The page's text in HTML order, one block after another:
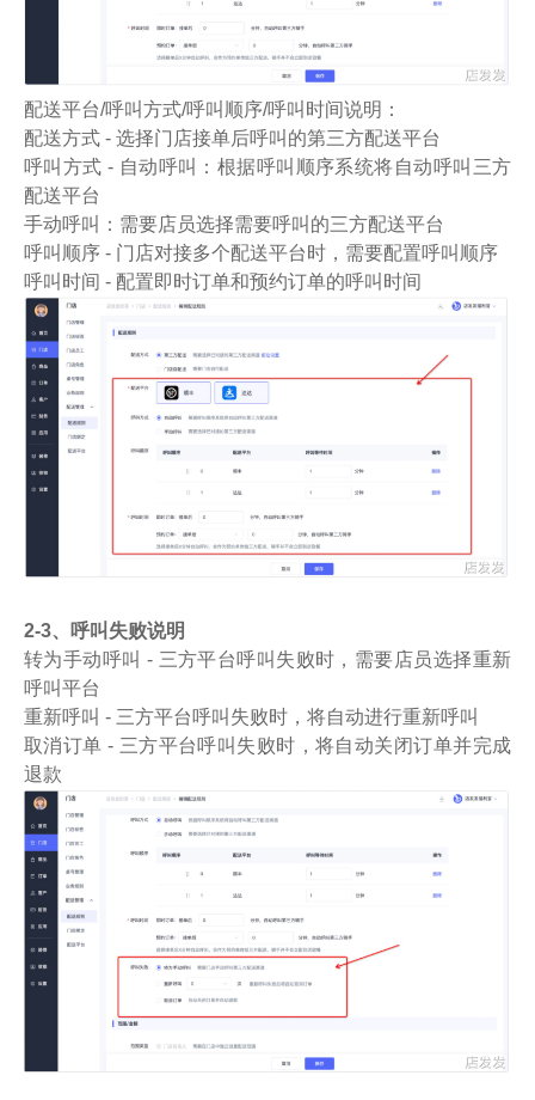
配送平台/呼叫方式/呼叫顺序/呼叫时间说明：
配送方式 - 选择门店接单后呼叫的第三方配送平台
呼叫方式 - 自动呼叫：根据呼叫顺序系统将自动呼叫三方
配送平台
手动呼叫：需要店员选择需要呼叫的三方配送平台
呼叫顺序 - 门店对接多个配送平台时，需要配置呼叫顺序
呼叫时间 - 配置即时订单和预约订单的呼叫时间
2-3、呼叫失败说明
转为手动呼叫 - 三方平台呼叫失败时，需要店员选择重新
呼叫平台
重新呼叫 - 三方平台呼叫失败时，将自动进行重新呼叫
取消订单 - 三方平台呼叫失败时，将自动关闭订单并完成
退款